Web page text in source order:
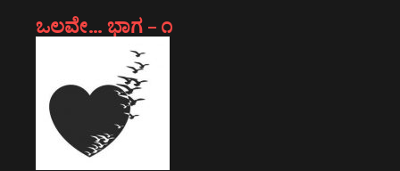
ಒಲವೇ… ಭಾಗ – ೧